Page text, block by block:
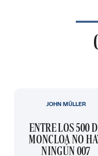
ENTRE LOS 500
MONCLOA NO
NINGÚN 007
JOHN MÜLLER